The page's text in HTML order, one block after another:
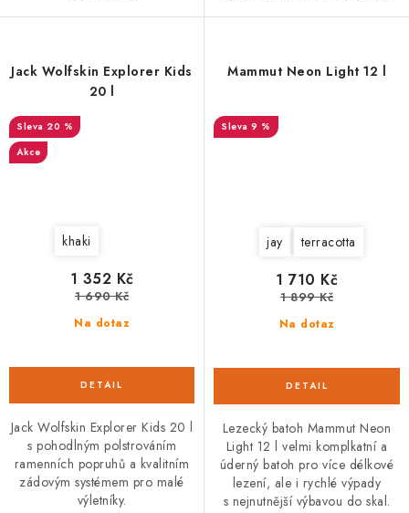
Jack Wolfskin Explorer Kids
20 l
20 %
Akce
khaki
Na dotaz
1 352 Kč
1 690 Kč
Jack Wolfskin Explorer Kids 20 l
s pohodlným polstrováním
ramenních popruhů a kvalitním
zádovým systémem pro malé
výletníky.
Mammut Neon Light 12 l
9 %
jay terracotta
Na dotaz
1 710 Kč
1 899 Kč
Lezecký batoh Mammut Neon
Light 12 l velmi komplkatní a
úderný batoh pro více délkové
lezení, ale i rychlé výpady
s nejnutnější výbavou do skal.